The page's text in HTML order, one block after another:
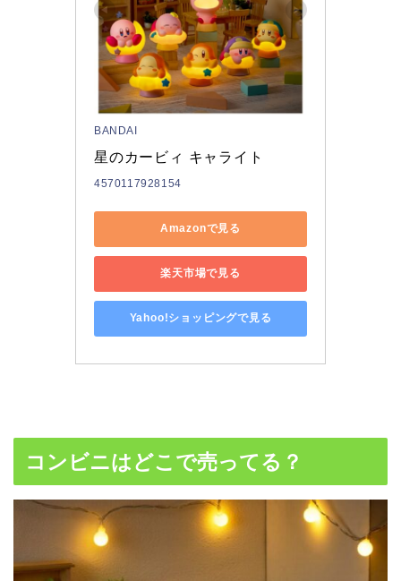
BANDAI
星のカービィ キャライト
4570117928154
Amazonで見る
楽天市場で見る
Yahoo!ショッピングで見る
コンビニはどこで売ってる？